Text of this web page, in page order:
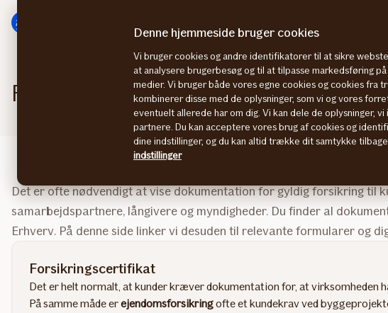
Forsikringscertifikater, kort og vilkår
Det er ofte nødvendigt at vise dokumentation for gyldig forsikring til
samarbejdspartnere, långivere og myndigheder. Du finder al
Erhverv. På denne side linker vi desuden til relevante formularer og
Forsikringscertifikat
Det er helt normalt, at kunder kræver dokumentation for, at virksomheden
På samme måde erejendomsforsikringofte et kundekrav ved
Denne hjemmeside bruger cookies
Vi bruger cookies og andre identifikatorer til at sikre
at analysere brugerbesøg og til at tilpasse markedsføring
medier. Vi bruger både vores egne cookies og cookies fra
kombinerer disse med de oplysninger, som vi og vores
eventuelt allerede har om dig. Vi kan dele de oplysninger, vi
partnere. Du kan acceptere vores brug af cookies og
dine indstillinger, og du kan altid trække dit samtykke
indstillinger